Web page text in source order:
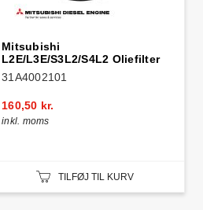
Mitsubishi
L2E/L3E/S3L2/S4L2 Oliefilter
31A4002101
160,50 kr.
inkl. moms
TILFØJ TIL KURV